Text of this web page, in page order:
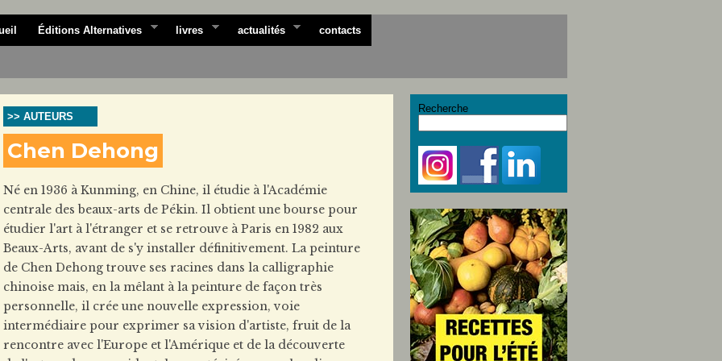
Éditions Alternatives livres actualités contacts
>> AUTEURS
Chen Dehong
Né en 1936 à Kunming, en Chine, il étudie à l'Académie
centrale des beaux-arts de Pékin. Il obtient une bourse pour
étudier l'art à l'étranger et se retrouve à Paris en 1982 aux
Beaux-Arts, avant de s'y installer définitivement. La peinture
de Chen Dehong trouve ses racines dans la calligraphie
chinoise mais, en la mêlant à la peinture de façon très
personnelle, il crée une nouvelle expression, voie
intermédiaire pour exprimer sa vision d'artiste, fruit de la
rencontre avec l'Europe et l'Amérique et de la découverte
Recherche